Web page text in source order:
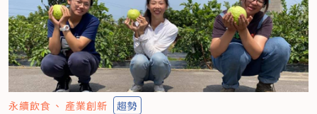
永續飲食 產業創新 趨勢